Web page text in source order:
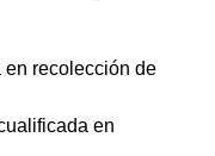
en recolección de
en